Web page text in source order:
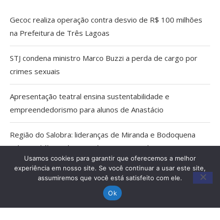
Gecoc realiza operação contra desvio de R$ 100 milhões
na Prefeitura de Três Lagoas
STJ condena ministro Marco Buzzi a perda de cargo por
crimes sexuais
Apresentação teatral ensina sustentabilidade e
empreendedorismo para alunos de Anastácio
Região do Salobra: lideranças de Miranda e Bodoquena
cobram diálogo aberto sobre proposta do ICMBio
Cientistas cassados pelo AI-5 viram pesquisadores
Usamos cookies para garantir que oferecemos a melhor
experiência em nosso site. Se você continuar a usar este site,
assumiremos que você está satisfeito com ele.
Ok